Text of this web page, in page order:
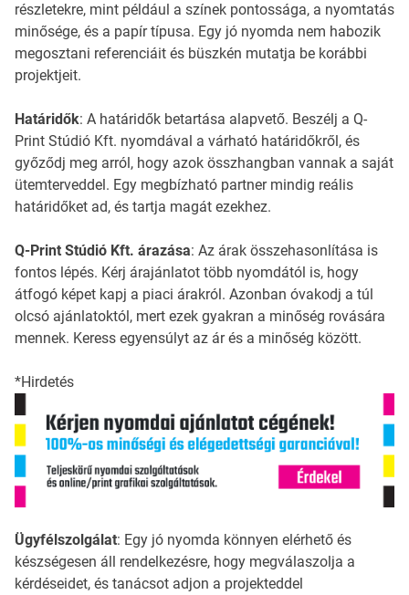
részletekre, mint például a színek pontossága, a nyomtatás
minősége, és a papír típusa. Egy jó nyomda nem habozik
megosztani referenciáit és büszkén mutatja be korábbi
projektjeit.
Határidők: A határidők betartása alapvető. Beszélj a Q-
Print Stúdió Kft. nyomdával a várható határidőkről, és
győződj meg arról, hogy azok összhangban vannak a saját
ütemterveddel. Egy megbízható partner mindig reális
határidőket ad, és tartja magát ezekhez.
Q-Print Stúdió Kft. árazása: Az árak összehasonlítása is
fontos lépés. Kérj árajánlatot több nyomdától is, hogy
átfogó képet kapj a piaci árakról. Azonban óvakodj a túl
olcsó ajánlatoktól, mert ezek gyakran a minőség rovására
mennek. Keress egyensúlyt az ár és a minőség között.
*Hirdetés
Ügyfélszolgálat: Egy jó nyomda könnyen elérhető és
készségesen áll rendelkezésre, hogy megválaszolja a
kérdéseidet, és tanácsot adjon a projekteddel